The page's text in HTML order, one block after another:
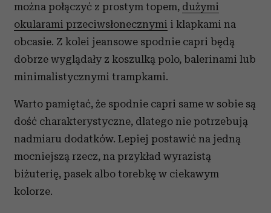
można połączyć z prostym topem, dużymi
okularami przeciwsłonecznymi i klapkami na
obcasie. Z kolei jeansowe spodnie capri będą
dobrze wyglądały z koszulką polo, balerinami lub
minimalistycznymi trampkami.
Warto pamiętać, że spodnie capri same w sobie są
dość charakterystyczne, dlatego nie potrzebują
nadmiaru dodatków. Lepiej postawić na jedną
mocniejszą rzecz, na przykład wyrazistą
biżuterię, pasek albo torebkę w ciekawym
kolorze.